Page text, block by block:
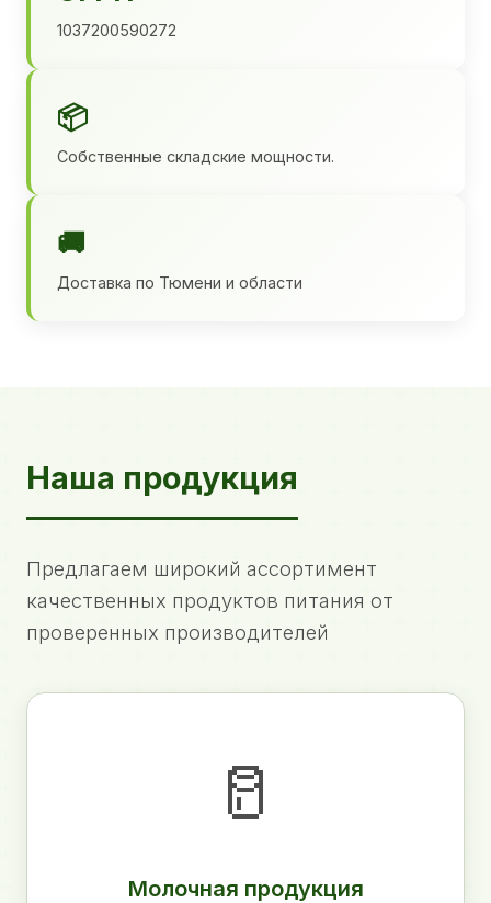
1037200590272
📦
Собственные складские мощности.
🚚
Доставка по Тюмени и области
Наша продукция
Предлагаем широкий ассортимент
качественных продуктов питания от
проверенных производителей
🥛
Молочная продукция